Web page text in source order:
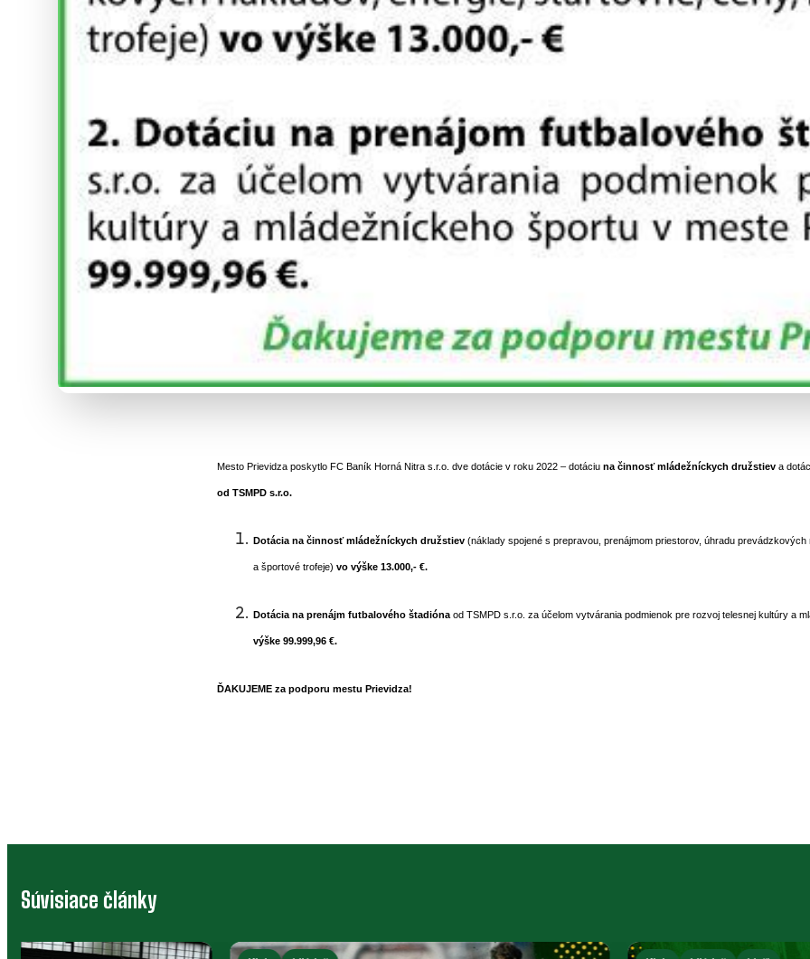
Mesto Prievidza poskytlo FC Baník Horná Nitra s.r.o. dve dotácie v roku 2022 – dotáciu na činnosť mládežníckych družstiev a
od TSMPD s.r.o.
Dotácia na činnosť mládežníckych družstiev (náklady spojené s prepravou, prenájmom priestorov, úhradu
a športové trofeje) vo výške 13.000,- €.
Dotácia na prenájm futbalového štadióna od TSMPD s.r.o. za účelom vytvárania podmienok pre rozvoj telesnej kultúry a
výške 99.999,96 €.
ĎAKUJEME za podporu mestu Prievidza!
Súvisiace články